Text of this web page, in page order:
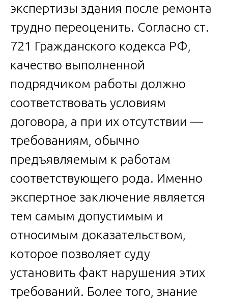
экспертизы здания после ремонта
трудно переоценить. Согласно ст.
721 Гражданского кодекса РФ,
качество выполненной
подрядчиком работы должно
соответствовать условиям
договора, а при их отсутствии —
требованиям, обычно
предъявляемым к работам
соответствующего рода. Именно
экспертное заключение является
тем самым допустимым и
относимым доказательством,
которое позволяет суду
установить факт нарушения этих
требований. Более того, знание